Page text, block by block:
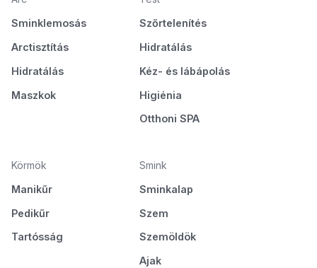
Sminklemosás
Arctisztítás
Hidratálás
Maszkok
Szőrtelenítés
Hidratálás
Kéz- és lábápolás
Higiénia
Otthoni SPA
Körmök
Manikűr
Pedikűr
Tartósság
Smink
Sminkalap
Szem
Szemöldök
Ajak